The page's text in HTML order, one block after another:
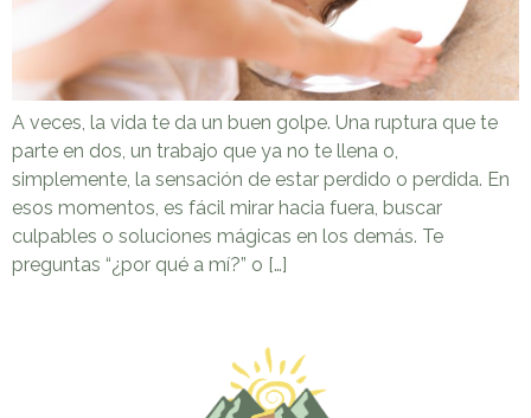
A veces, la vida te da un buen golpe. Una ruptura que te
parte en dos, un trabajo que ya no te llena o,
simplemente, la sensación de estar perdido o perdida. En
esos momentos, es fácil mirar hacia fuera, buscar
culpables o soluciones mágicas en los demás. Te
preguntas “¿por qué a mí?” o […]